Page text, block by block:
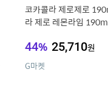
코카콜라 제로제로
라 제로 레몬라임
44% 25,710원
G마켓